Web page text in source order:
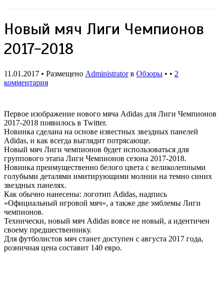
Новый мяч Лиги Чемпионов
2017-2018
11.01.2017 • Размещено Administratorв Обзоры • • 2
комментария
Первое изображение нового мяча Adidas для Лиги Чемпионов
2017-2018 появилось в Twitter.
Новинка сделана на основе известных звездных панелей
Adidas, и как всегда выглядит потрясающе.
Новый мяч Лиги чемпионов будет использоваться для
группового этапа Лиги Чемпионов сезона 2017-2018.
Новинка преимущественно белого цвета с великолепными
голубыми деталями имитирующими молнии на темно синих
звездных панелях.
Как обычно нанесены: логотип Adidas, надпись
«Официальный игровой мяч», а также две эмблемы Лиги
чемпионов.
Технически, новый мяч Adidas вовсе не новый, а идентичен
своему предшественнику.
Для футболистов мяч станет доступен с августа 2017 года,
розничная цена составит 140 евро.